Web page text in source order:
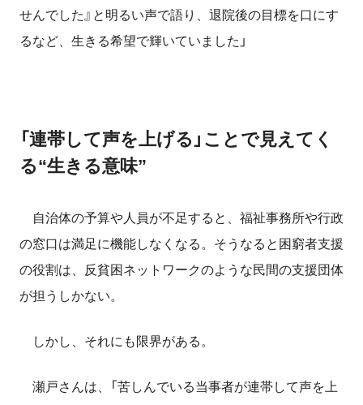
せんでした』と明るい声で語り、退院後の目標を口にす
るなど、生き る希望で輝いていました 」
「連帯して声を上げる」ことで見えてく
る“生きる意味”
自治体の予算や人員が不足すると、福祉事務所や行政
の窓口は満足に機能しなくなる。そうなると困窮者支援
の役割は、反貧困ネットワークのような民間の支援団体
が担うしかない。
しかし、それにも限界がある。
瀬戸さんは、「苦しんでいる当事者が連帯して声を上